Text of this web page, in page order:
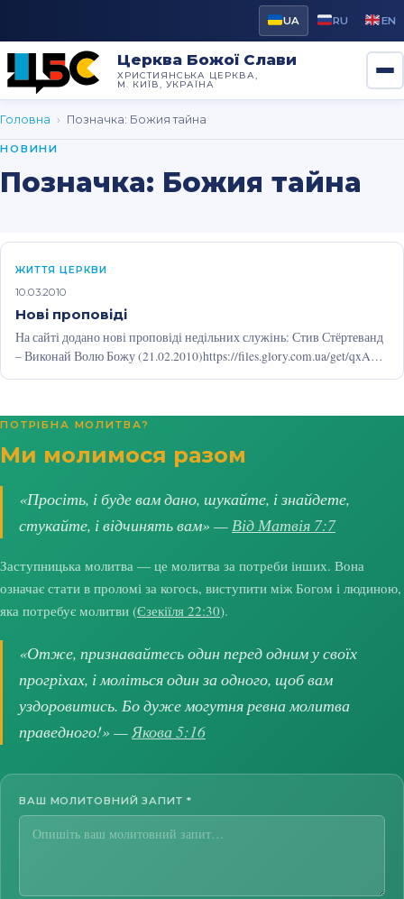
UA RU EN
Церква Божої Слави
ХРИСТИЯНСЬКА ЦЕРКВА,
М. КИЇВ, УКРАЇНА
Головна › Позначка: Божия тайна
НОВИНИ
Позначка: Божия тайна
ЖИТТЯ ЦЕРКВИ
10.03.2010
Нові проповіді
На сайті додано нові проповіді недільних служінь: Стив Стёртеванд
– Виконай Волю Божу (21.02.2010)https://files.glory.com.ua/get/qxAQ9
Сергій Богомазюк – Віра та вміння…
ПОТРІБНА МОЛИТВА?
Ми молимося разом
«Просіть, і буде вам дано, шукайте, і знайдете,
стукайте, і відчинять вам» —Від Матвія 7:7
Заступницька молитва — це молитва за потреби інших. Вона
означає стати в проломі за когось, виступити між Богом і людиною,
яка потребує молитви (Єзекіїля 22:30).
«Отже, признавайтесь один перед одним у своїх
прогріхах, і моліться один за одного, щоб вам
уздоровитись. Бо дуже могутня ревна молитва
праведного!» —Якова 5:16
ВАШ МОЛИТОВНИЙ ЗАПИТ *